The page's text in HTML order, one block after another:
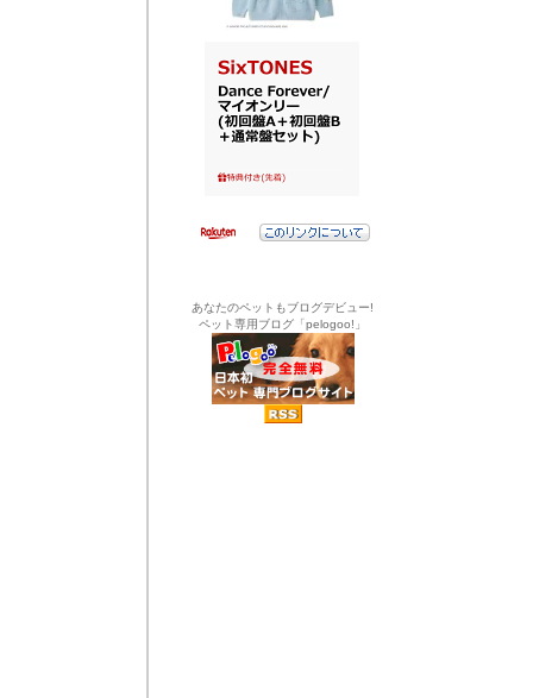
あなたのペットもブログデビュー!
ペット専用ブログ「pelogoo!」